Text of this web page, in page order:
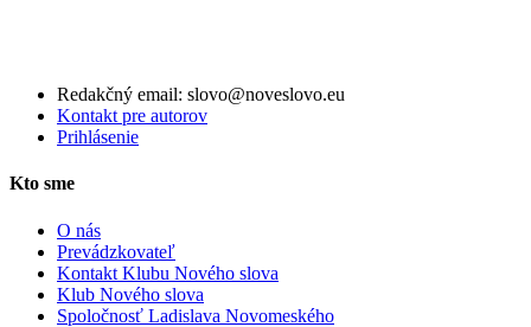
Redakčný email: slovo@noveslovo.eu
Kontakt pre autorov
Prihlásenie
Kto sme
O nás
Prevádzkovateľ
Kontakt Klubu Nového slova
Klub Nového slova
Spoločnosť Ladislava Novomeského